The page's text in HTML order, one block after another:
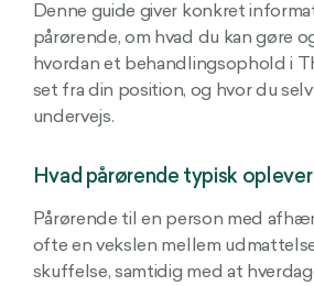
Denne guide giver konkret
pårørende, om hvad du kan gøre
hvordan et behandlingsophold i
set fra din position, og hvor du
undervejs.
Hvad pårørende typisk oplever
Pårørende til en person med
ofte en vekslen mellem
skuffelse, samtidig med at